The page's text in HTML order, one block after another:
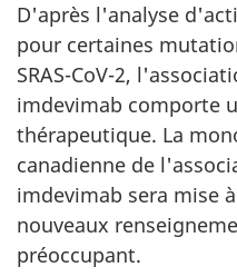
D'après l'analyse
pour certaines
SRAS-CoV-2,
imdevimab comporte
thérapeutique. La
canadienne de
imdevimab sera mise
nouveaux
préoccupant.